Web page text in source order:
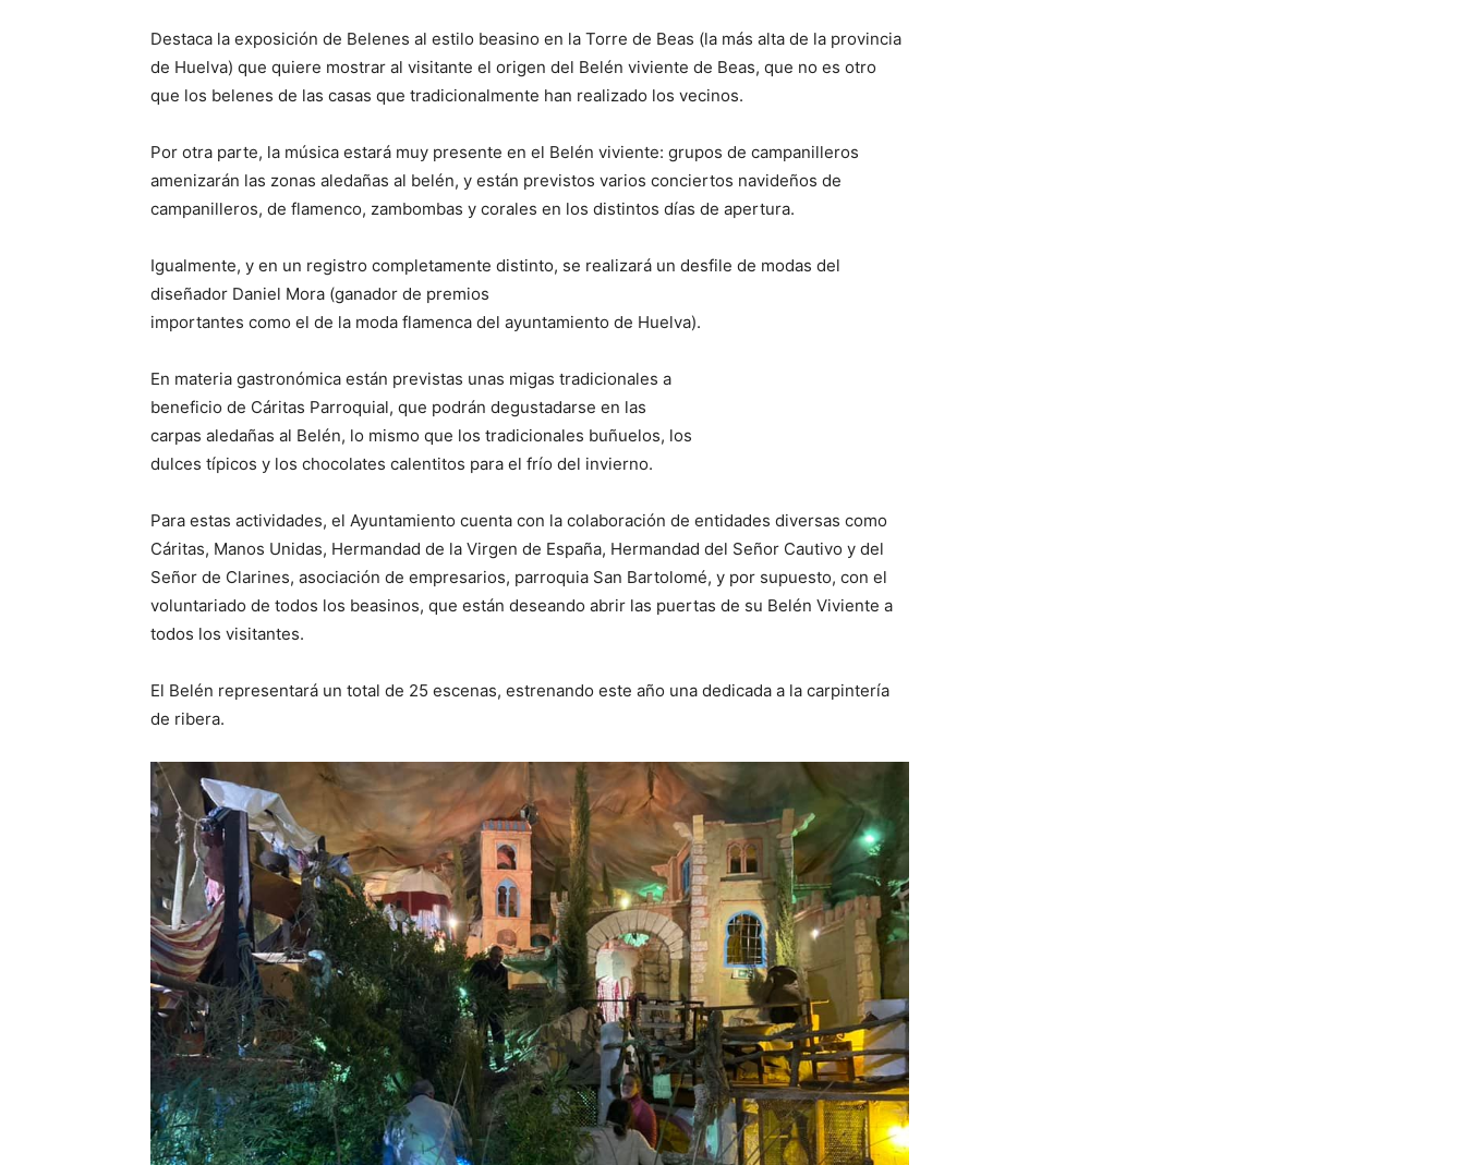
Destaca la exposición de Belenes al estilo beasino en la Torre de Beas (la más alta de la provincia
de Huelva) que quiere mostrar al visitante el origen del Belén viviente de Beas, que no es otro
que los belenes de las casas que tradicionalmente han realizado los vecinos.
Por otra parte, la música estará muy presente en el Belén viviente: grupos de campanilleros
amenizarán las zonas aledañas al belén, y están previstos varios conciertos navideños de
campanilleros, de flamenco, zambombas y corales en los distintos días de apertura.
Igualmente, y en un registro completamente distinto, se realizará un desfile de modas del
diseñador Daniel Mora (ganador de premios
importantes como el de la moda flamenca del ayuntamiento de Huelva).
En materia gastronómica están previstas unas migas tradicionales a
beneficio de Cáritas Parroquial, que podrán degustadarse en las
carpas aledañas al Belén, lo mismo que los tradicionales buñuelos, los
dulces típicos y los chocolates calentitos para el frío del invierno.
Para estas actividades, el Ayuntamiento cuenta con la colaboración de entidades diversas como
Cáritas, Manos Unidas, Hermandad de la Virgen de España, Hermandad del Señor Cautivo y del
Señor de Clarines, asociación de empresarios, parroquia San Bartolomé, y por supuesto, con el
voluntariado de todos los beasinos, que están deseando abrir las puertas de su Belén Viviente a
todos los visitantes.
El Belén representará un total de 25 escenas, estrenando este año una dedicada a la carpintería
de ribera.